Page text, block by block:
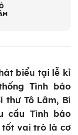
biểu tại lễ kỉ
Tình báo
thư Tô Lâm, Bí
cầu Tình báo
tốt vai trò là cơ